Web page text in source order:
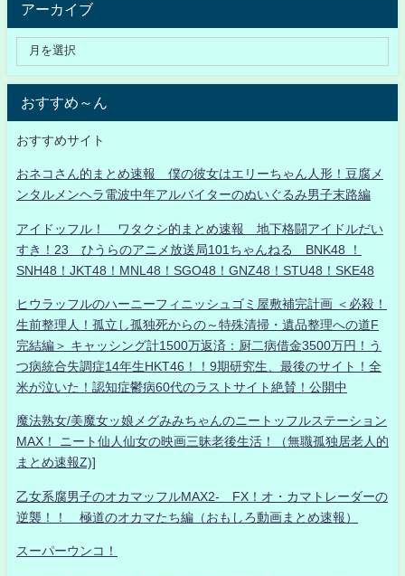
アーカイブ
おすすめ～ん
おすすめサイト
おネコさん的まとめ速報 僕の彼女はエリーちゃん人形！豆腐メ
ンタルメンヘラ電波中年アルバイターのぬいぐるみ男子末路編
アイドッフル！ ワタクシ的まとめ速報 地下格闘アイドルだい
すき！23 ひうらのアニメ放送局101ちゃんねる BNK48 ！
SNH48！JKT48！MNL48！SGO48！GNZ48！STU48！SKE48
ヒウラッフルのハーニーフィニッシュゴミ屋敷補完計画 ＜必殺！
生前整理人！孤立し孤独死からの～特殊清掃・遺品整理への道F
完結編＞ キャッシング計1500万返済：厨二病借金3500万円！う
つ病統合失調症14年生HKT46！！9期研究生、最後のサイト！全
米が泣いた！認知症鬱病60代のラストサイト絶賛！公開中
魔法熟女/美魔女ッ娘メグみみちゃんのニートッフルステーション
MAX！ ニート仙人仙女の映画三昧老後生活！（無職孤独居老人的
まとめ速報Z)]
乙女系腐男子のオカマッフルMAX2- FX！オ・カマトレーダーの
逆襲！！ 極道のオカマたち編（おもしろ動画まとめ速報）
スーパーウンコ！